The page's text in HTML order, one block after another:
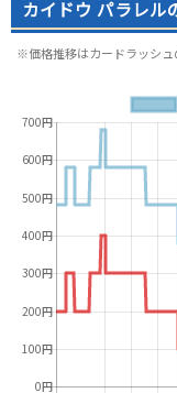
カイドウ パラレル
※価格推移はカードラッシュ